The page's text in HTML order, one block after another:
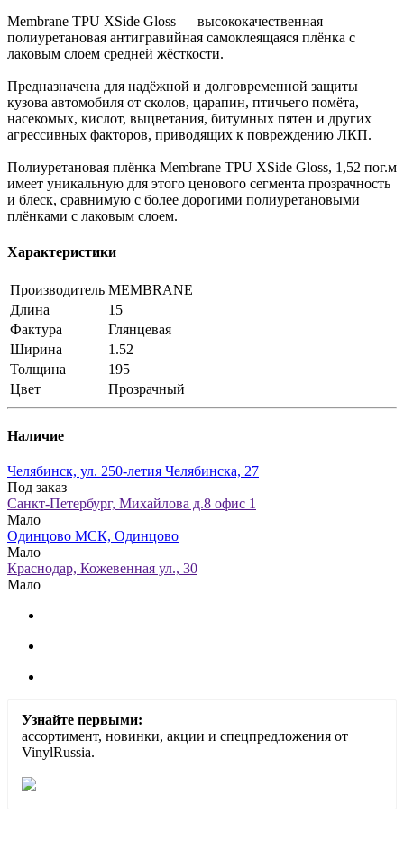
Membrane TPU XSide Gloss — высококачественная
полиуретановая антигравийная самоклеящаяся плёнка c
лаковым слоем средней жёсткости.
Предназначена для надёжной и долговременной защиты
кузова автомобиля от сколов, царапин, птичьего помёта,
насекомых, кислот, выцветания, битумных пятен и других
агрессивных факторов, приводящих к повреждению ЛКП.
Полиуретановая плёнка Membrane TPU XSide Gloss, 1,52 пог.м
имеет уникальную для этого ценового сегмента прозрачность
и блеск, сравнимую с более дорогими полиуретановыми
плёнками с лаковым слоем.
Характеристики
Производитель MEMBRANE
Длина
15
Фактура
Глянцевая
Ширина
1.52
Толщина
195
Цвет
Прозрачный
Наличие
Челябинск, ул. 250-летия Челябинска, 27
Под заказ
Санкт-Петербург, Михайлова д.8 офис 1
Мало
Одинцово МСК, Одинцово
Мало
Краснодар, Кожевенная ул., 30
Мало
Узнайте первыми:
ассортимент, новинки, акции и спецпредложения от
VinylRussia.